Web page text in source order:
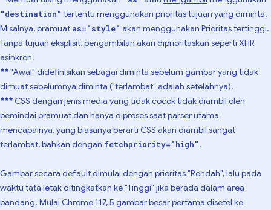
"destination" tertentu menggunakan prioritas tujuan yang diminta.
Misalnya, pramuat as="style" akan menggunakan Prioritas tertinggi.
Tanpa tujuan eksplisit, pengambilan akan diprioritaskan seperti XHR
asinkron.
**"Awal" didefinisikan sebagai diminta sebelum gambar yang tidak
dimuat sebelumnya diminta ("terlambat" adalah setelahnya).
*** CSS dengan jenis media yang tidak cocok tidak diambil oleh
pemindai pramuat dan hanya diproses saat parser utama
mencapainya, yang biasanya berarti CSS akan diambil sangat
terlambat, bahkan dengan fetchpriority="high".
Gambar secara default dimulai dengan prioritas "Rendah", lalu pada
waktu tata letak ditingkatkan ke "Tinggi" jika berada dalam area
pandang. Mulai Chrome 117, 5 gambar besar pertama disetel ke